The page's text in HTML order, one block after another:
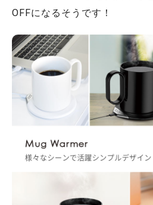
OFFになるそうです！